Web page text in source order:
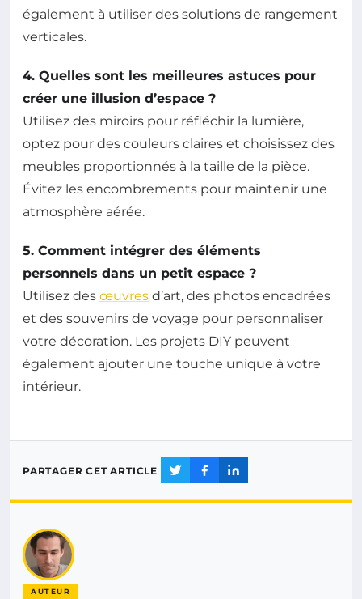
également à utiliser des solutions de rangement
verticales.
4. Quelles sont les meilleures astuces pour
créer une illusion d’espace ?
Utilisez des miroirs pour réfléchir la lumière,
optez pour des couleurs claires et choisissez des
meubles proportionnés à la taille de la pièce.
Évitez les encombrements pour maintenir une
atmosphère aérée.
5. Comment intégrer des éléments
personnels dans un petit espace ?
Utilisez des œuvres d’art, des photos encadrées
et des souvenirs de voyage pour personnaliser
votre décoration. Les projets DIY peuvent
également ajouter une touche unique à votre
intérieur.
PARTAGER CET ARTICLE
AUTEUR